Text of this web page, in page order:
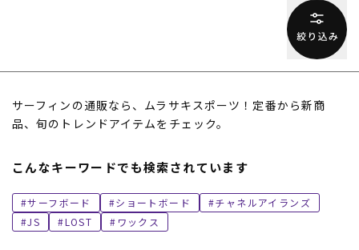
サーフィンの通販なら、ムラサキスポーツ！定番から新商
品、旬のトレンドアイテムをチェック。
こんなキーワードでも検索されています
サーフボード ショートボード
チャネルアイランズ
JS
LOST ワックス